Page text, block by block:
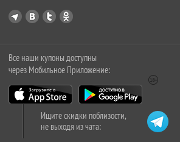
Все наши купоны доступны
через Мобильное Приложение:
Ищите скидки поблизости,
не выходя из чата: